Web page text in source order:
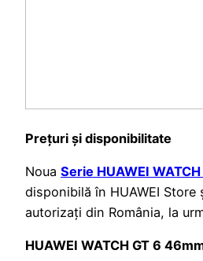
Prețuri și disponibilitate
Noua Serie HUAWEI WATCH
disponibilă în HUAWEI Store
autorizați din România, la
HUAWEI WATCH GT 6